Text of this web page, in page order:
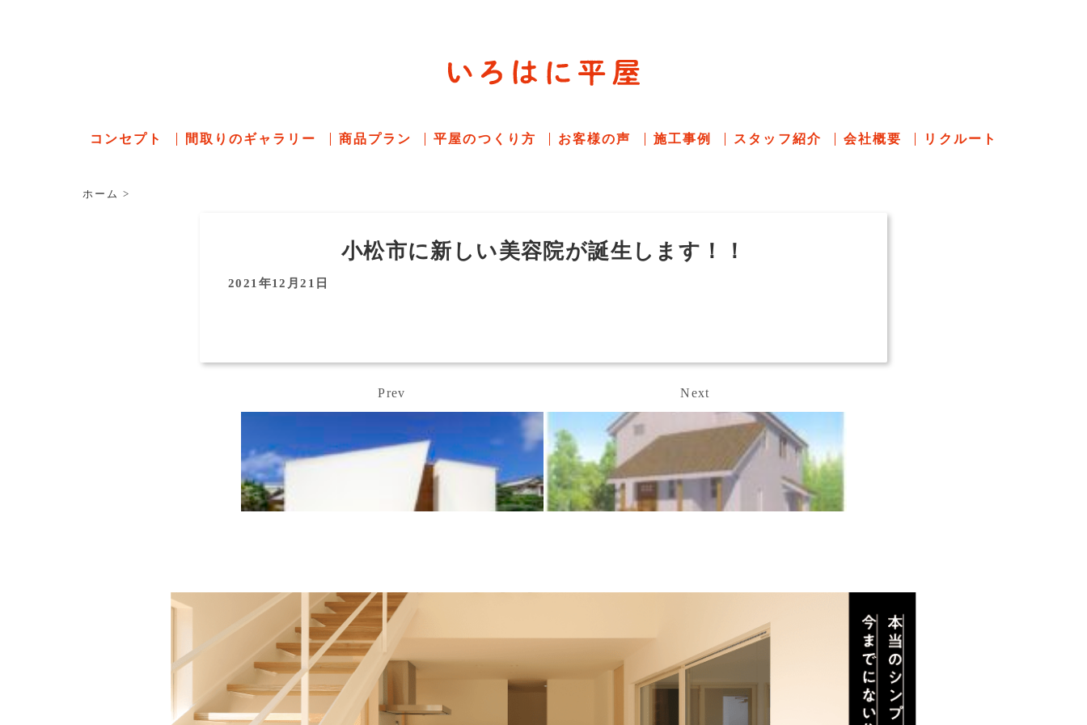
コンセプト 間取りのギャラリー 商品プラン 平屋のつくり方 お客様の声 施工事例 スタッフ紹介 会社概要 リクルート
ホーム >
小松市に新しい美容院が誕生します！！
2021年12月21日
Prev Next